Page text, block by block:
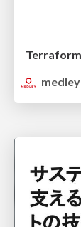
medley